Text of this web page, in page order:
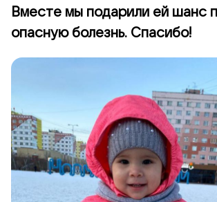
Вместе мы подарили ей шанс
опасную болезнь. Спасибо!